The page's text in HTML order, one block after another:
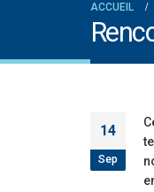
ACCUEIL
14
Sep